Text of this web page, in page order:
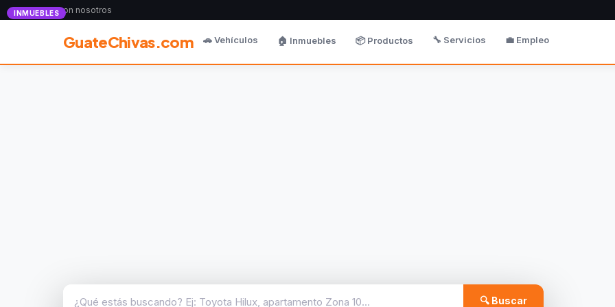
Anunciate con nosotros
GuateChivas.com 🚗 Vehículos 🏠 Inmuebles 📦 Productos 🔧 Servicios 💼 Empleo
🔍 Buscar
INMUEBLES